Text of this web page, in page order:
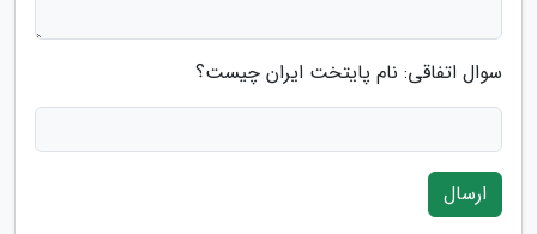
سوال اتفاقی: نام پایتخت ایران چیست؟
ارسال